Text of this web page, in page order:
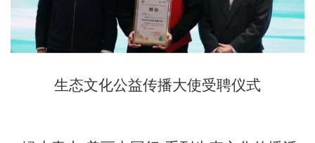
生态文化公益传播大使受聘仪式